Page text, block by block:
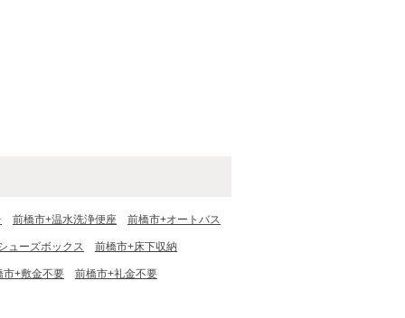
前橋市+温水洗浄便座 前橋市+オートバス
ューズボックス 前橋市+床下収納
市+敷金不要 前橋市+礼金不要